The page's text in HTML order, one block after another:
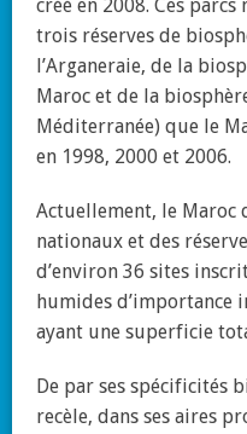
créé en 2008. Ces
trois réserves de
l’Arganeraie, de la
Maroc et de la
Méditerranée) que le
en 1998, 2000 et 2006.
Actuellement, le Maroc
nationaux et des
d’environ 36 sites
humides d’importance
ayant une superficie
De par ses spécificités
recèle, dans ses aires